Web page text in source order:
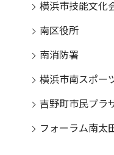
横浜市技能文化
南区役所
南消防署
横浜市南スポー
吉野町市民プラ
フォーラム南太